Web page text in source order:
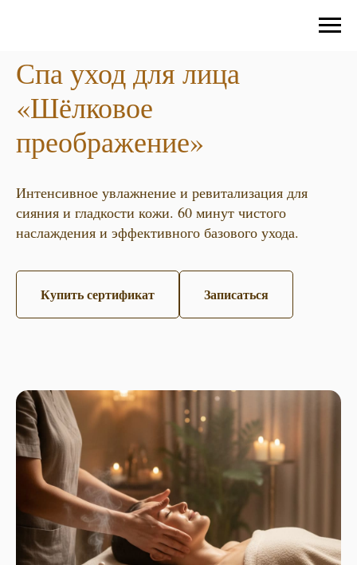
Спа уход для лица
«Шёлковое
преображение»
Интенсивное увлажнение и ревитализация для
сияния и гладкости кожи. 60 минут чистого
наслаждения и эффективного базового ухода.
Купить сертификат Записаться